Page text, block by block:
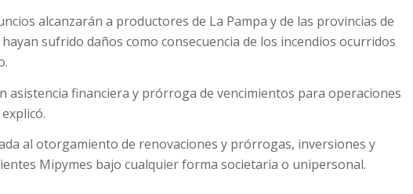
alcanzarán a productores de La Pampa y de las provincias de
sufrido daños como consecuencia de los incendios ocurridos
asistencia financiera y prórroga de vencimientos para operaciones
al otorgamiento de renovaciones y prórrogas, inversiones y
Mipymes bajo cualquier forma societaria o unipersonal.